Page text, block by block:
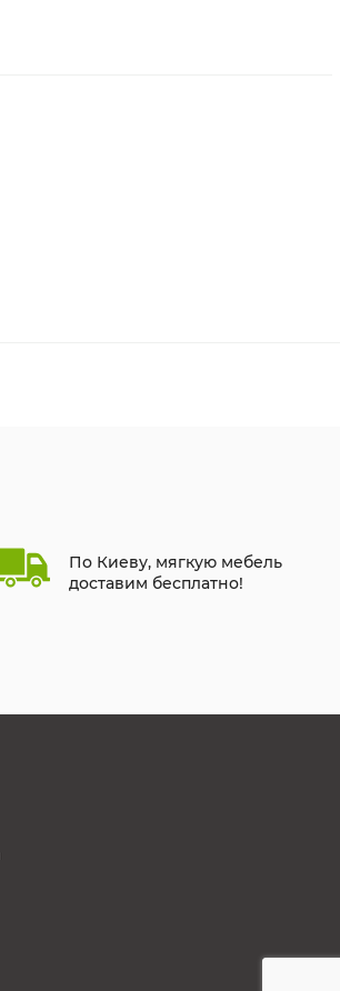
По Киеву, мягкую мебель
доставим бесплатно!